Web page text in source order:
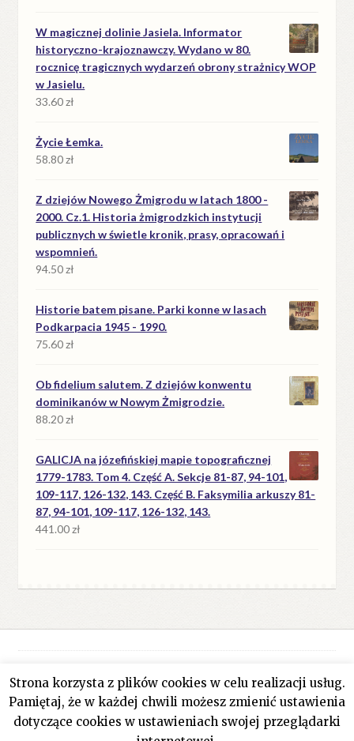
W magicznej dolinie Jasiela. Informator
historyczno-krajoznawczy. Wydano w 80.
rocznicę tragicznych wydarzeń obrony strażnicy WOP
w Jasielu.
33.60zł
Życie Łemka.
58.80zł
Z dziejów Nowego Żmigrodu w latach 1800 -
2000. Cz.1. Historia żmigrodzkich instytucji
publicznych w świetle kronik, prasy, opracowań i
wspomnień.
94.50zł
Historie batem pisane. Parki konne w lasach
Podkarpacia 1945 - 1990.
75.60zł
Ob fidelium salutem. Z dziejów konwentu
dominikanów w Nowym Żmigrodzie.
88.20zł
GALICJA na józefińskiej mapie topograficznej
1779-1783. Tom 4. Część A. Sekcje 81-87, 94-101,
109-117, 126-132, 143. Część B. Faksymilia arkuszy 81-
87, 94-101, 109-117, 126-132, 143.
441.00zł
© Antykwariat Filar 2026
Polityka prywatności
Stworzone z WooCommerce.
Strona korzysta z plików cookies w celu realizacji usług.
Pamiętaj, że w każdej chwili możesz zmienić ustawienia
dotyczące cookies w ustawieniach swojej przeglądarki